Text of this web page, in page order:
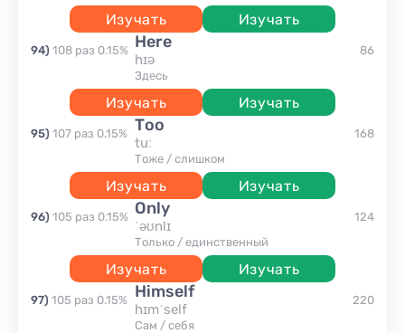
Изучать Изучать
94) 108 раз 0.15% here
hɪə
здесь
Изучать Изучать
86
95) 107 раз 0.15% too
tuː
тоже / слишком
Изучать Изучать
168
96) 105 раз 0.15% only
ˈəʊnlɪ
только / единственный
Изучать Изучать
124
97) 105 раз 0.15% himself
hɪmˈself
сам / себя
220